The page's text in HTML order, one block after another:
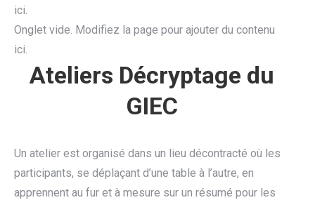
ici.
Onglet vide. Modifiez la page pour ajouter du contenu
ici.
Ateliers Décryptage du
GIEC
Un atelier est organisé dans un lieu décontracté où les
participants, se déplaçant d’une table à l’autre, en
apprennent au fur et à mesure sur un résumé pour les